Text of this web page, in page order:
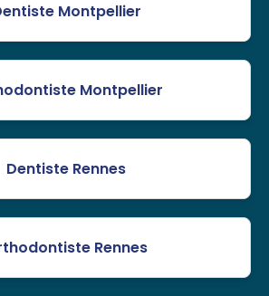
Montpellier
Montpellier
Dentiste Rennes
Rennes